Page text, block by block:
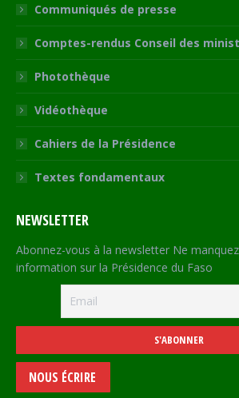
Communiqués de presse
Comptes-rendus Conseil des
Photothèque
Vidéothèque
Cahiers de la Présidence
Textes fondamentaux
NEWSLETTER
Abonnez-vous à la newsletter Ne
information sur la Présidence du Faso
NOUS ÉCRIRE